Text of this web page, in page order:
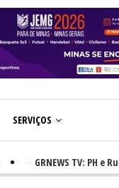
SERVIÇOS
GRNEWS TV: PH e